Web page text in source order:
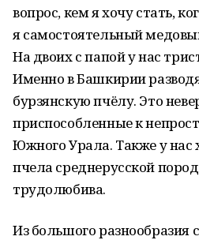
вопрос, кем я хочу стать,
я самостоятельный
На двоих с папой у нас
Именно в Башкирии
бурзянскую пчёлу. Это
приспособленные к
Южного Урала. Также у
пчела среднерусской
трудолюбива.
Из большого разнообразия